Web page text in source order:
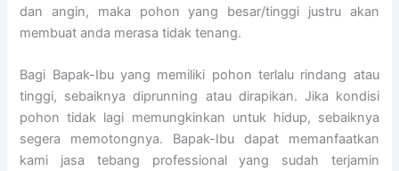
dan angin, maka pohon yang besar/tinggi justru akan
membuat anda merasa tidak tenang.
Bagi Bapak-Ibu yang memiliki pohon terlalu rindang atau
tinggi, sebaiknya diprunning atau dirapikan. Jika kondisi
pohon tidak lagi memungkinkan untuk hidup, sebaiknya
segera memotongnya. Bapak-Ibu dapat memanfaatkan
kami jasa tebang professional yang sudah terjamin